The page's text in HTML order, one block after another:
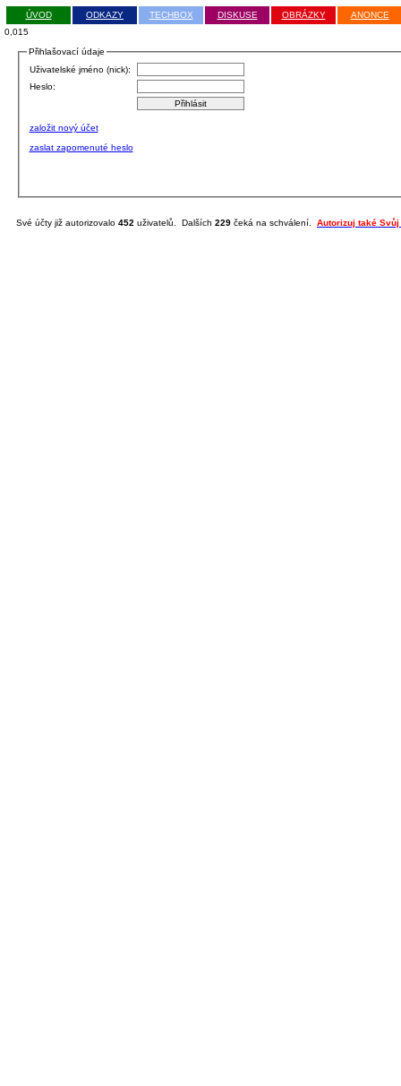
ÚVOD ODKAZY TECHBOX DISKUSE OBRÁZKY ANONCE
Přihlašovací údaje
Uživatelské jméno (nick):
Heslo:
založit nový účet
zaslat zapomenuté heslo
Své účty již autorizovalo 452 uživatelů. Dalších 229 čeká na schválení. Autorizuj také Svůj
0,015